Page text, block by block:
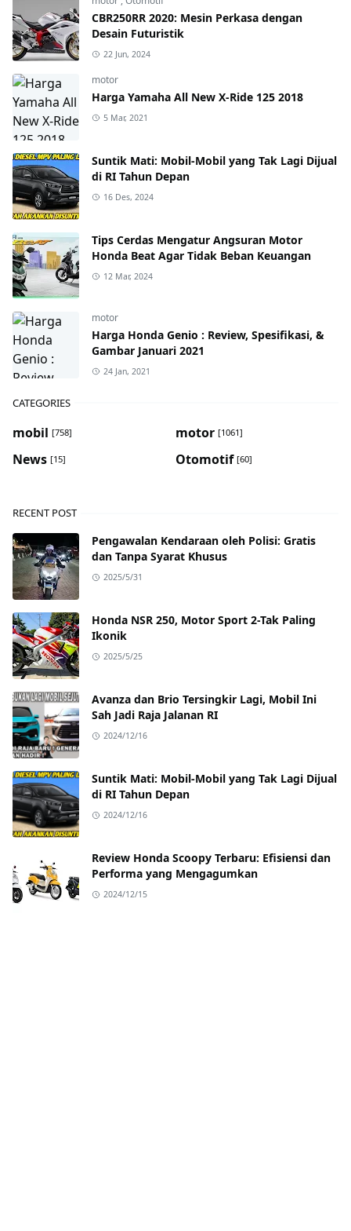
CBR250RR 2020: Mesin Perkasa dengan
Desain Futuristik
22 Jun, 2024
motor
Harga Yamaha All New X-Ride 125 2018
5 Mar, 2021
Suntik Mati: Mobil-Mobil yang Tak Lagi Dijual
di RI Tahun Depan
16 Des, 2024
Tips Cerdas Mengatur Angsuran Motor
Honda Beat Agar Tidak Beban Keuangan
12 Mar, 2024
motor
Harga Honda Genio : Review, Spesifikasi, &
Gambar Januari 2021
24 Jan, 2021
CATEGORIES
mobil [758] motor [1061]
News [15] Otomotif [60]
RECENT POST
Pengawalan Kendaraan oleh Polisi: Gratis
dan Tanpa Syarat Khusus
2025/5/31
Honda NSR 250, Motor Sport 2-Tak Paling
Ikonik
2025/5/25
Avanza dan Brio Tersingkir Lagi, Mobil Ini
Sah Jadi Raja Jalanan RI
2024/12/16
Suntik Mati: Mobil-Mobil yang Tak Lagi Dijual
di RI Tahun Depan
2024/12/16
Review Honda Scoopy Terbaru: Efisiensi dan
Performa yang Mengagumkan
2024/12/15